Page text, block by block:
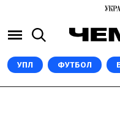
УПЛ ФУТБОЛ